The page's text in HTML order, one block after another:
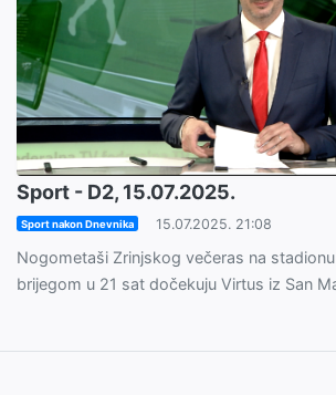
Sport - D2, 15.07.2025.
Sport nakon Dnevnika 15.07.2025. 21:08
Nogometaši Zrinjskog večeras na
brijegom u 21 sat dočekuju Virtus iz San